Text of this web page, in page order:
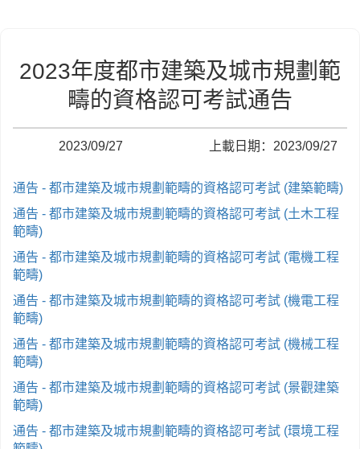
2023年度都市建築及城市規劃範
疇的資格認可考試通告
2023/09/27 上載日期：2023/09/27
通告 - 都市建築及城市規劃範疇的資格認可考試 (建築範疇)
通告 - 都市建築及城市規劃範疇的資格認可考試 (土木工程
範疇)
通告 - 都市建築及城市規劃範疇的資格認可考試 (電機工程
範疇)
通告 - 都市建築及城市規劃範疇的資格認可考試 (機電工程
範疇)
通告 - 都市建築及城市規劃範疇的資格認可考試 (機械工程
範疇)
通告 - 都市建築及城市規劃範疇的資格認可考試 (景觀建築
範疇)
通告 - 都市建築及城市規劃範疇的資格認可考試 (環境工程